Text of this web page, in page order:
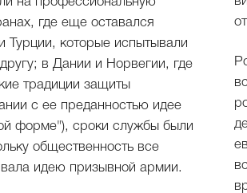
где еще оставался
Турции, которые испытывали
в Дании и Норвегии, где
традиции защиты
с ее преданностью идее
форме"), сроки службы были
общественность все
идею призывной армии.